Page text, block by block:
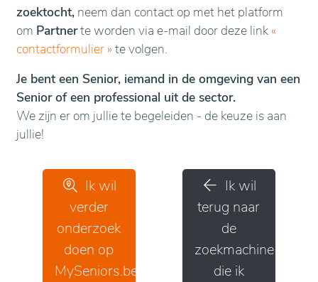
zoektocht, neem dan contact op met het platform
om Partnerte worden via e-mail door deze link «
contactformulier » te volgen.
Je bent een Senior, iemand in de omgeving van een
Senior of een professional uit de sector.
We zijn er om jullie te begeleiden - de keuze is aan
jullie!
Ik wil
verder
onderzoek
doen op
MySeniors.be
Ik wil
terug naar
de
zoekmachine
die ik